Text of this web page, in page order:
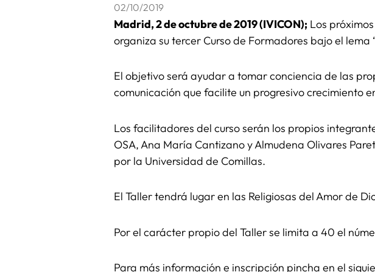
02/10/2019
Madrid, 2 de octubre de 2019 (IVICON); Los
organiza su tercer Curso de Formadores bajo el
El objetivo será ayudar a tomar conciencia de las
comunicación que facilite un progresivo crecimiento
Los facilitadores del curso serán los propios
OSA, Ana María Cantizano y Almudena Olivares
por la Universidad de Comillas.
El Taller tendrá lugar en las Religiosas del Amor de
Por el carácter propio del Taller se limita a 40 el
Para más información e inscripción pincha en el